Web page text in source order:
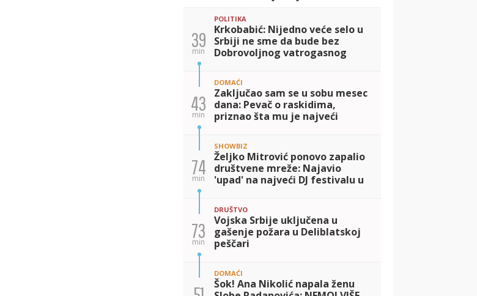
39
min
POLITIKA
Krkobabić: Nijedno veće selo u
Srbiji ne sme da bude bez
Dobrovoljnog vatrogasnog
43
min
DOMAĆI
Zaključao sam se u sobu mesec
dana: Pevač o raskidima,
priznao šta mu je najveći
74
min
SHOWBIZ
Željko Mitrović ponovo zapalio
društvene mreže: Najavio
'upad' na najveći DJ festivalu u
73
min
DRUŠTVO
Vojska Srbije uključena u
gašenje požara u Deliblatskoj
peščari
DOMAĆI
Šok! Ana Nikolić napala ženu